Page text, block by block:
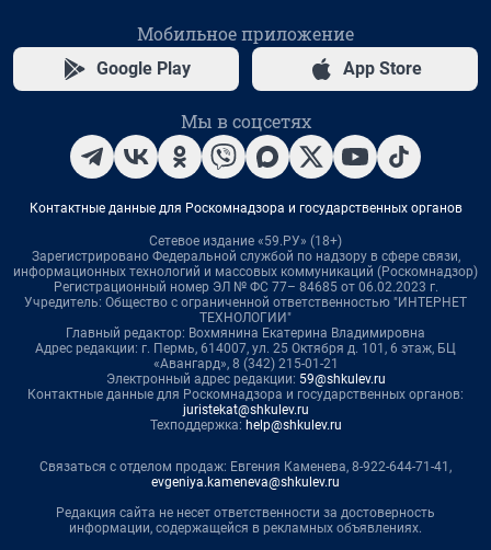
Мобильное приложение
Google Play App Store
Мы в соцсетях
Контактные данные для Роскомнадзора и государственных органов
Сетевое издание «59.РУ» (18+)
Зарегистрировано Федеральной службой по надзору в сфере связи,
информационных технологий и массовых коммуникаций (Роскомнадзор)
Регистрационный номер ЭЛ № ФС 77– 84685 от 06.02.2023 г.
Учредитель: Общество с ограниченной ответственностью "ИНТЕРНЕТ
ТЕХНОЛОГИИ"
Главный редактор: Вохмянина Екатерина Владимировна
Адрес редакции: г. Пермь, 614007, ул. 25 Октября д. 101, 6 этаж, БЦ
«Авангард», 8 (342) 215-01-21
Электронный адрес редакции: 59@shkulev.ru
Контактные данные для Роскомнадзора и государственных органов:
juristekat@shkulev.ru
Техподдержка: help@shkulev.ru
Связаться с отделом продаж: Евгения Каменева, 8-922-644-71-41,
evgeniya.kameneva@shkulev.ru
Редакция сайта не несет ответственности за достоверность
информации, содержащейся в рекламных объявлениях.